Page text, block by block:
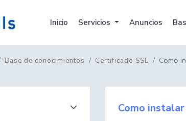
Inicio Servicios Anuncios
Base de conocimientos Certificado SSL Como
Como